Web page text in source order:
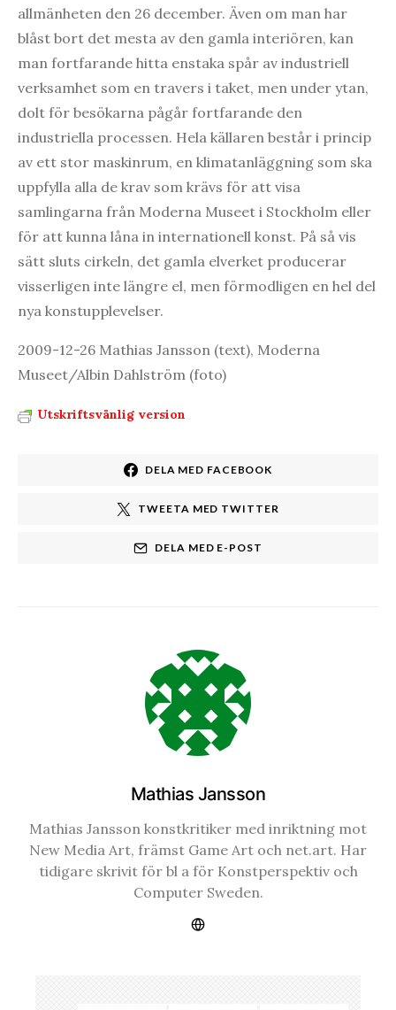
allmänheten den 26 december. Även om man har
blåst bort det mesta av den gamla interiören, kan
man fortfarande hitta enstaka spår av industriell
verksamhet som en travers i taket, men under ytan,
dolt för besökarna pågår fortfarande den
industriella processen. Hela källaren består i princip
av ett stor maskinrum, en klimatanläggning som ska
uppfylla alla de krav som krävs för att visa
samlingarna från Moderna Museet i Stockholm eller
för att kunna låna in internationell konst. På så vis
sätt sluts cirkeln, det gamla elverket producerar
visserligen inte längre el, men förmodligen en hel del
nya konstupplevelser.
2009-12-26 Mathias Jansson (text), Moderna
Museet/Albin Dahlström (foto)
Utskriftsvänlig version
DELA MED FACEBOOK
TWEETA MED TWITTER
DELA MED E-POST
Mathias Jansson
Mathias Jansson konstkritiker med inriktning mot
New Media Art, främst Game Art och net.art. Har
tidigare skrivit för bl a för Konstperspektiv och
Computer Sweden.